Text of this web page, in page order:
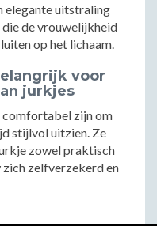
elegante uitstraling
die de vrouwelijkheid
op het lichaam.
voor
jurkjes
comfortabel zijn om
stijlvol uitzien. Ze
zowel praktisch
zich zelfverzekerd en